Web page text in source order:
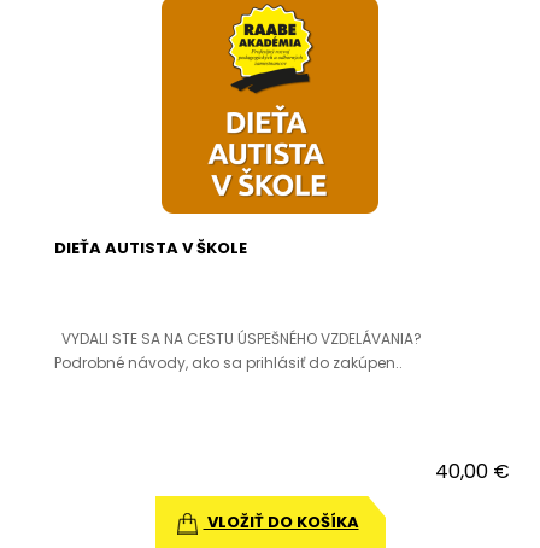
DIEŤA AUTISTA V ŠKOLE
VYDALI STE SA NA CESTU ÚSPEŠNÉHO VZDELÁVANIA?
Podrobné návody, ako sa prihlásiť do zakúpen..
40,00 €
VLOŽIŤ DO KOŠÍKA